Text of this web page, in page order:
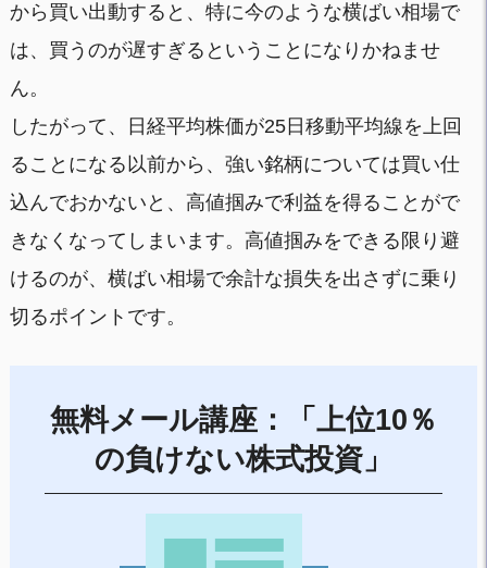
から買い出動すると、特に今のような横ばい相場で
は、買うのが遅すぎるということになりかねませ
ん。
したがって、日経平均株価が25日移動平均線を上回
ることになる以前から、強い銘柄については買い仕
込んでおかないと、高値掴みで利益を得ることがで
きなくなってしまいます。高値掴みをできる限り避
けるのが、横ばい相場で余計な損失を出さずに乗り
切るポイントです。
無料メール講座：「上位10％
の負けない株式投資」